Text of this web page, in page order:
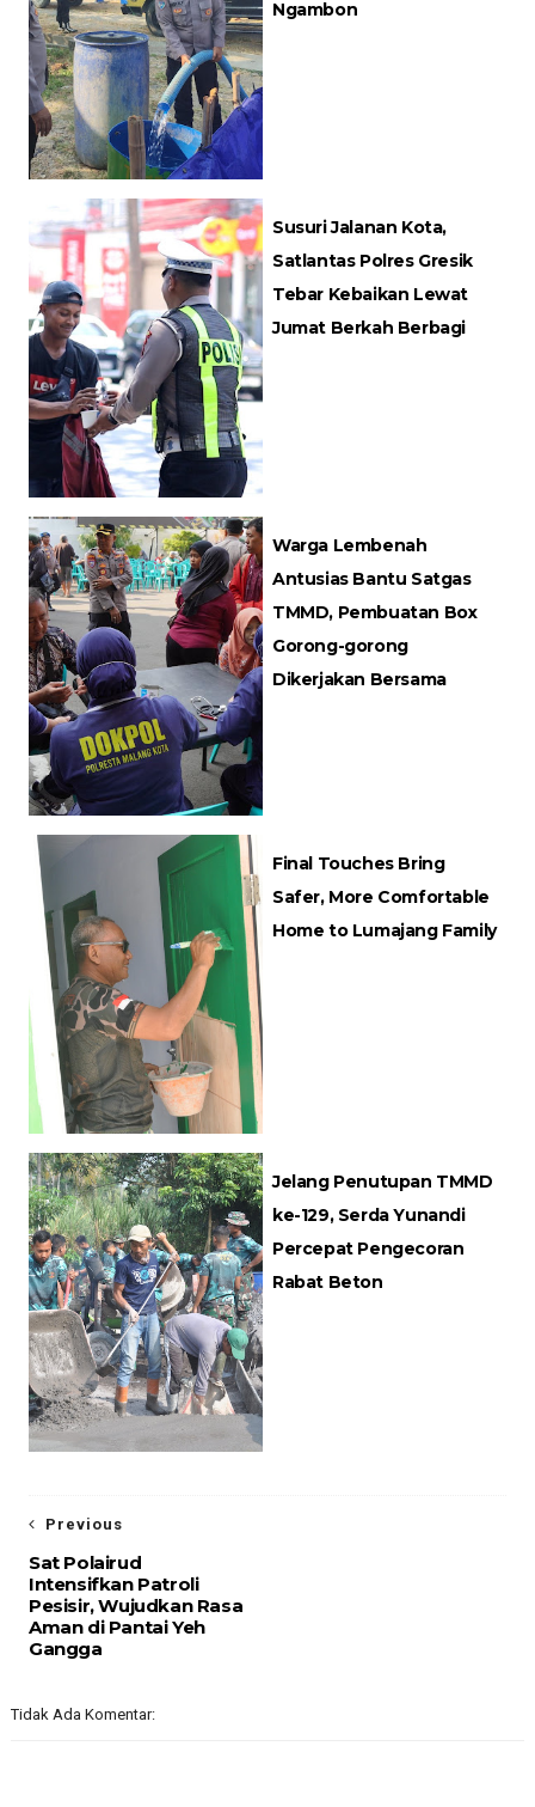
Ngambon
Susuri Jalanan Kota,
Satlantas Polres Gresik
Tebar Kebaikan Lewat
Jumat Berkah Berbagi
Warga Lembenah
Antusias Bantu Satgas
TMMD, Pembuatan Box
Gorong-gorong
Dikerjakan Bersama
Final Touches Bring
Safer, More Comfortable
Home to Lumajang Family
Jelang Penutupan TMMD
ke-129, Serda Yunandi
Percepat Pengecoran
Rabat Beton
Previous
Sat Polairud
Intensifkan Patroli
Pesisir, Wujudkan Rasa
Aman di Pantai Yeh
Gangga
Tidak Ada Komentar: